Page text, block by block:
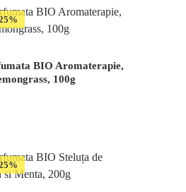
BIO Aromaterapie,
100g